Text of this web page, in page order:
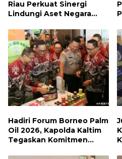
Riau Perkuat Sinergi
Lindungi Aset Negara
Energi Nasional
Hadiri Forum Borneo Palm
Oil 2026, Kapolda Kaltim
Tegaskan Komitmen